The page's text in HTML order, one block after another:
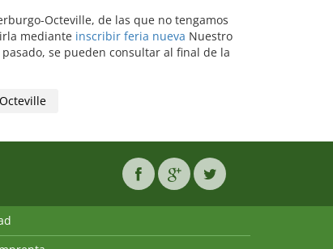
Octeville, de las que no tengamos
mediante inscribir feria nueva Nuestro
se pueden consultar al final de la